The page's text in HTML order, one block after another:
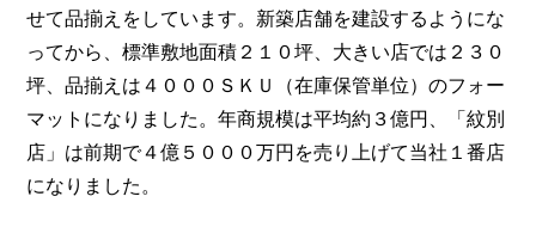
せて品揃えをしています。新築店舗を建設するようにな
ってから、標準敷地面積２１０坪、大きい店では２３０
坪、品揃えは４０００ＳＫＵ（在庫保管単位）のフォー
マットになりました。年商規模は平均約３億円、「紋別
店」は前期で４億５０００万円を売り上げて当社１番店
になりました。